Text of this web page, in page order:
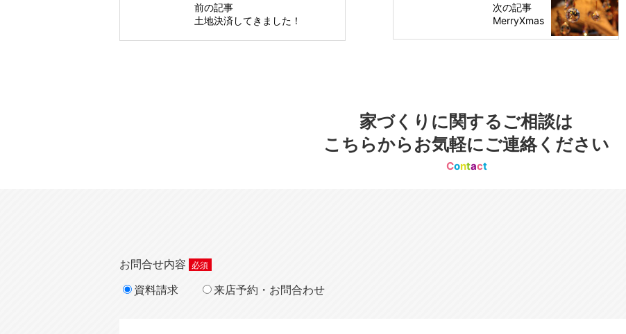
前の記事
土地決済してきました！
次の記事
MerryXmas
家づくりに関するご相談は
こちらからお気軽にご連絡ください
Contact
お問合せ内容
資料請求
来店予約・お問合わせ